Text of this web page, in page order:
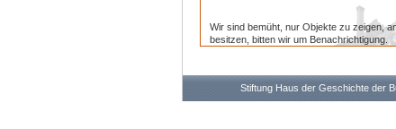
Wir sind bemüht, nur Objekte zu zeigen,
besitzen, bitten wir um Benachrichtigung.
Stiftung Haus der Geschichte der